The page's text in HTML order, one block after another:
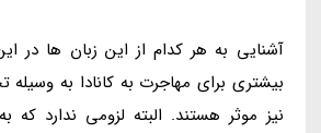
آشنایی به هر کدام از این زبان ها در
بیشتری برای مهاجرت به کانادا به
نیز موثر هستند. البته لزومی ندارد